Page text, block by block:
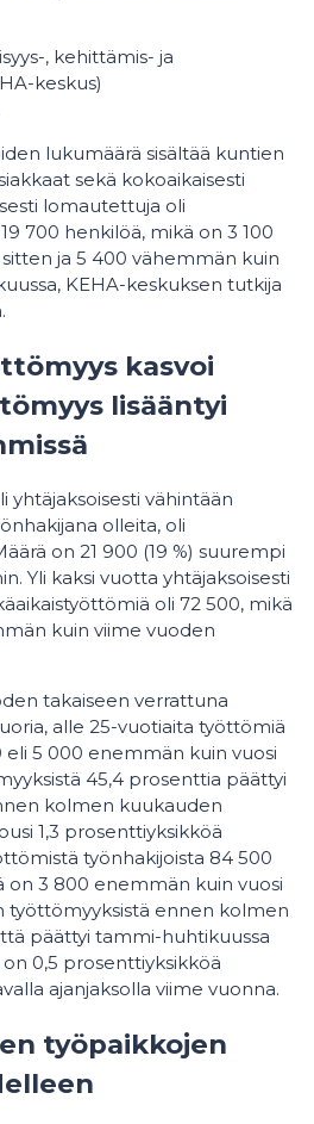
, kehittämis- ja
keskus)
lukumäärä sisältää kuntien
sekä kokoaikaisesti
lomautettuja oli
700 henkilöä, mikä on 3 100
ja 5 400 vähemmän kuin
KEHA-keskuksen tutkija
kasvoi
lisääntyi
yhtäjaksoisesti vähintään
olleita, oli
on 21 900 (19 %) suurempi
Yli kaksi vuotta yhtäjaksoisesti
oli 72 500, mikä
kuin viime vuoden
takaiseen verrattuna
alle 25-vuotiaita työttömiä
eli 5 000 enemmän kuin vuosi
45,4 prosenttia päättyi
kolmen kuukauden
1,3 prosenttiyksikköä
työnhakijoista 84 500
on 3 800 enemmän kuin vuosi
työttömyyksistä ennen kolmen
päättyi tammi-huhtikuussa
0,5 prosenttiyksikköä
ajanjaksolla viime vuonna.
työpaikkojen